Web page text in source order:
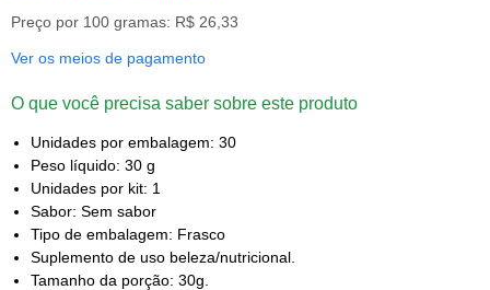
Preço por 100 gramas: R$ 26,33
Ver os meios de pagamento
O que você precisa saber sobre este produto
Unidades por embalagem: 30
Peso líquido: 30 g
Unidades por kit: 1
Sabor: Sem sabor
Tipo de embalagem: Frasco
Suplemento de uso beleza/nutricional.
Tamanho da porção: 30g.